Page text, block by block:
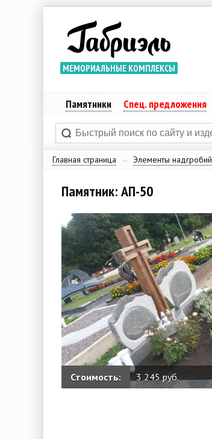
МЕМОРИАЛЬНЫЕ КОМПЛЕКСЫ
Памятники Спец. предложения
Главная страница → Элементы надгробий
Памятник: АП-50
Стоимость: 3 245 руб.